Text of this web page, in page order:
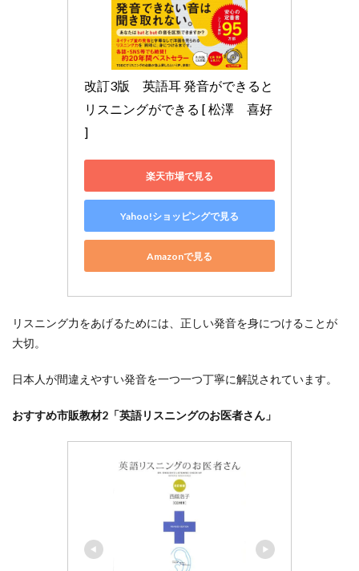
改訂3版　英語耳 発音ができると
リスニングができる [ 松澤　喜好
]
楽天市場で見る
Yahoo!ショッピングで見る
Amazonで見る
リスニング力をあげるためには、正しい発音を身につけることが
大切。
日本人が間違えやすい発音を一つ一つ丁寧に解説されています。
おすすめ市販教材2「英語リスニングのお医者さん」